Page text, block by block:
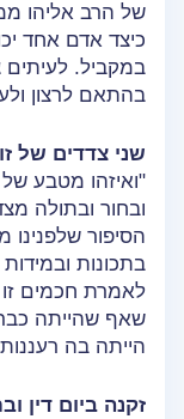
של הרב אליהו
כיצד אדם אחד
במקביל. לעיתים
בהתאם לרצון
שני צדדים של
"ואיזהו מטבע
ובחור ובתולה
הסיפור
בתכונות
לאמרת חכמים זו
שאף שהייתה כבר
הייתה בה
זקנה ביום דין